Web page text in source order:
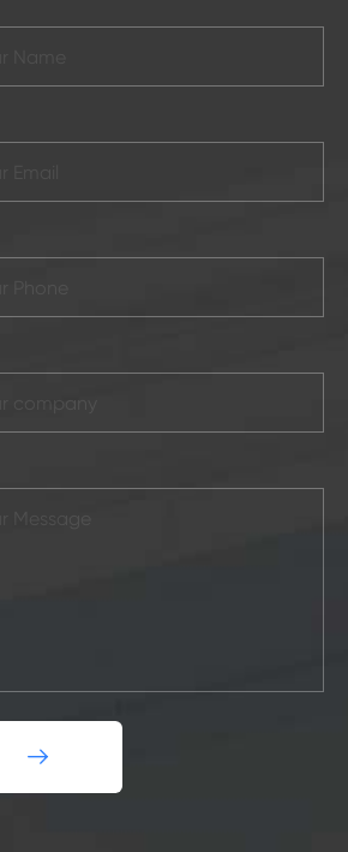
